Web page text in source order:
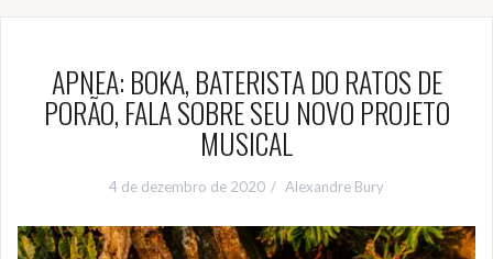
APNEA: BOKA, BATERISTA DO RATOS DE
PORÃO, FALA SOBRE SEU NOVO PROJETO
MUSICAL
4 de dezembro de 2020 Alexandre Bury